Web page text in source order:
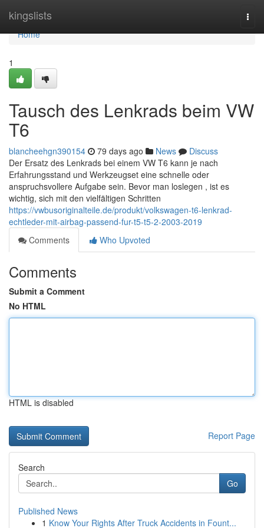
kingslists
Home
Home
1
Tausch des Lenkrads beim VW
T6
blancheehgn390154 79 days ago News
Discuss
Der Ersatz des Lenkrads bei einem VW T6 kann je nach
Erfahrungsstand und Werkzeugset eine schnelle oder
anspruchsvollere Aufgabe sein. Bevor man loslegen , ist es
wichtig, sich mit den vielfältigen Schritten
https://vwbusoriginalteile.de/produkt/volkswagen-t6-lenkrad-
echtleder-mit-airbag-passend-fur-t5-t5-2-2003-2019
Comments
Who Upvoted
Comments
Submit a Comment
No HTML
HTML is disabled
Report Page
Search
Go
Published News
1 Know Your Rights After Truck Accidents in Fount...